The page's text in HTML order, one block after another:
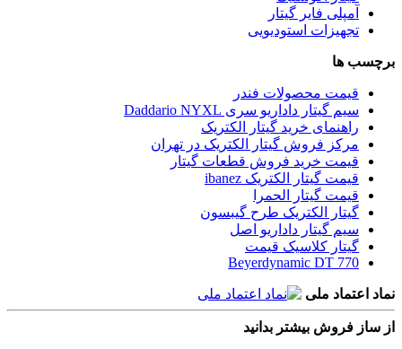
آمپلی فایر گیتار
تجهیزات استودیویی
برچسب ها
قیمت محصولات فندر
سیم گیتار داداریو سری Daddario NYXL
راهنمای خرید گیتار الکتریک
مرکز فروش گیتار الکتریک در تهران
قیمت خرید فروش قطعات گیتار
قیمت گیتار الکتریک ibanez
قیمت گیتار الحمرا
گیتار الکتریک طرح گیبسون
سیم گیتار داداریو اصل
گیتار کلاسیک قیمت
Beyerdynamic DT 770
نماد اعتماد ملی
از ساز فروش بیشتر بدانید